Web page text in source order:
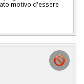
motivo d'essere